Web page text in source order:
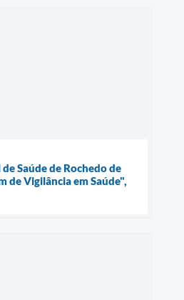
Saúde de Rochedo de
de Vigilância em Saúde",